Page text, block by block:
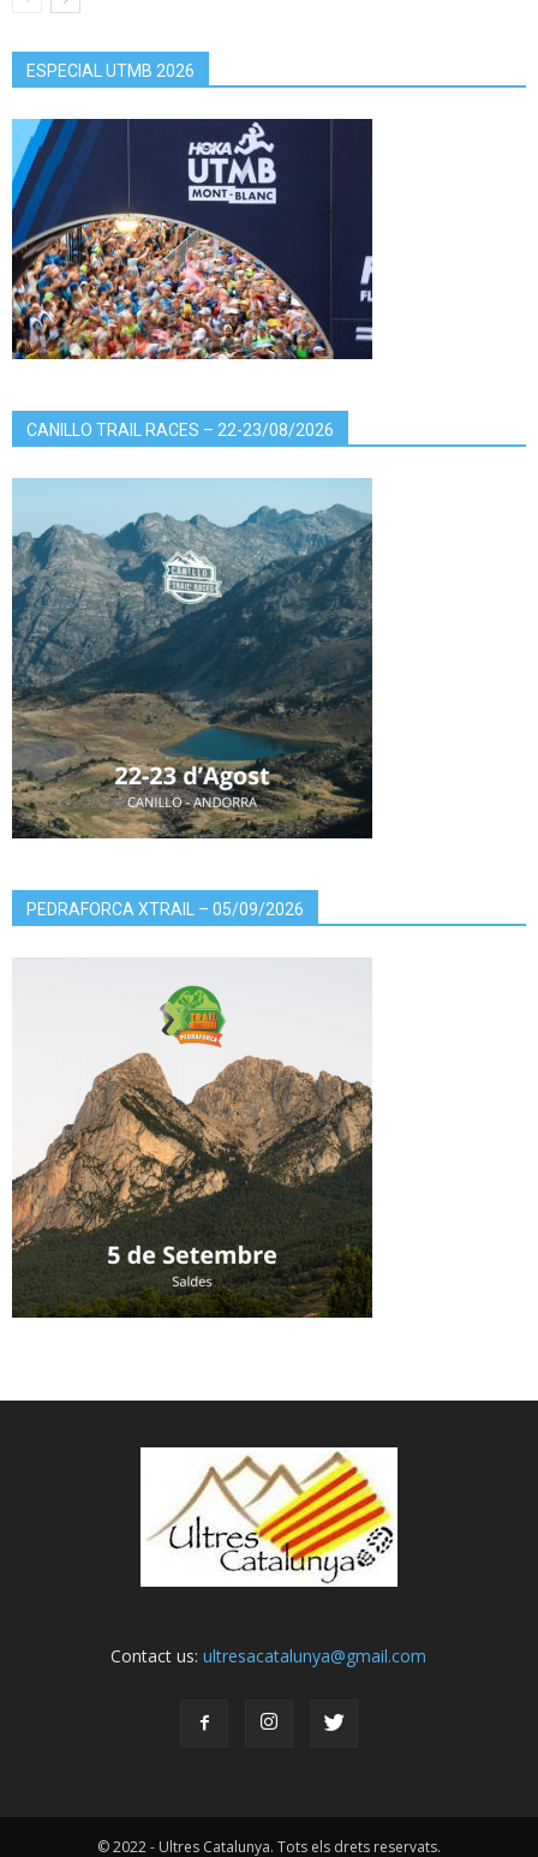
ESPECIAL UTMB 2026
CANILLO TRAIL RACES – 22-23/08/2026
PEDRAFORCA XTRAIL – 05/09/2026
Contact us:ultresacatalunya@gmail.com
© 2022 - Ultres Catalunya. Tots els drets reservats.